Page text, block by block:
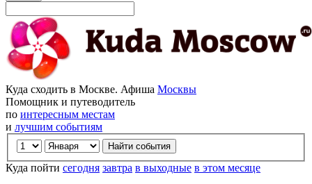
Куда сходить в Москве. Афиша Москвы
Помощник и путеводитель
по интересным местам
и лучшим событиям
Куда пойти сегодня завтра в выходные в этом месяце